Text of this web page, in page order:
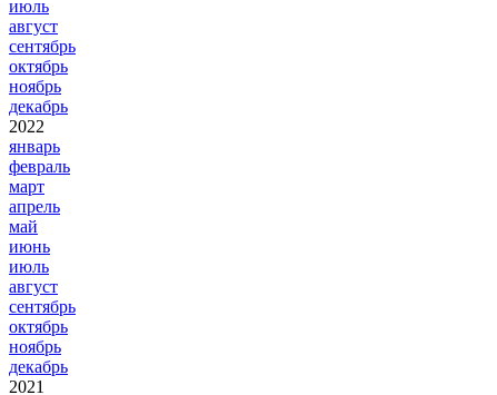
июль
август
сентябрь
октябрь
ноябрь
декабрь
2022
январь
февраль
март
апрель
май
июнь
июль
август
сентябрь
октябрь
ноябрь
декабрь
2021